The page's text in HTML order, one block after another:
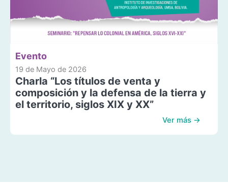
Evento
19 de Mayo de 2026
Charla “Los títulos de venta y
composición y la defensa de la tierra y
el territorio, siglos XIX y XX”
Ver más →